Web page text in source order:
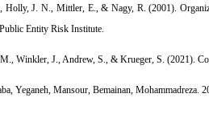
Holly, J. N., Mittler, E., & Nagy, R. (2001).
Entity Risk Institute.
Winkler, J., Andrew, S., & Krueger, S. (2021).
Yeganeh, Mansour, Bemainan, Mohammadreza.